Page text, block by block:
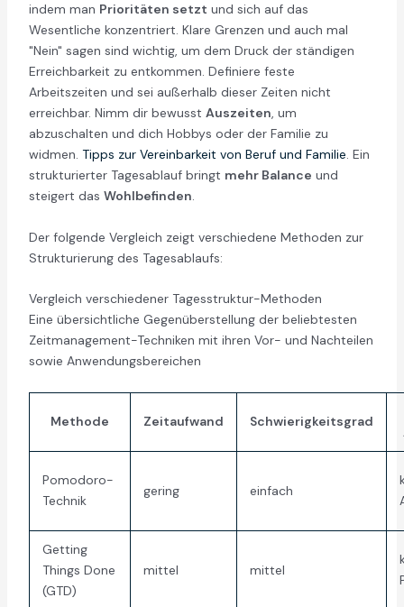
indem man Prioritäten setzt und sich auf das
Wesentliche konzentriert. Klare Grenzen und auch mal
"Nein" sagen sind wichtig, um dem Druck der ständigen
Erreichbarkeit zu entkommen. Definiere feste
Arbeitszeiten und sei außerhalb dieser Zeiten nicht
erreichbar. Nimm dir bewusst Auszeiten, um
abzuschalten und dich Hobbys oder der Familie zu
widmen. Tipps zur Vereinbarkeit von Beruf und Familie. Ein
strukturierter Tagesablauf bringt mehr Balance und
steigert das Wohlbefinden.
Der folgende Vergleich zeigt verschiedene Methoden zur
Strukturierung des Tagesablaufs:
Vergleich verschiedener Tagesstruktur-Methoden
Eine übersichtliche Gegenüberstellung der beliebtesten
Zeitmanagement-Techniken mit ihren Vor- und Nachteilen
sowie Anwendungsbereichen
Methode Zeitaufwand Schwierigkeitsgrad
Pomodoro-
Technik
gering einfach
Getting
Things Done
(GTD)
mittel mittel